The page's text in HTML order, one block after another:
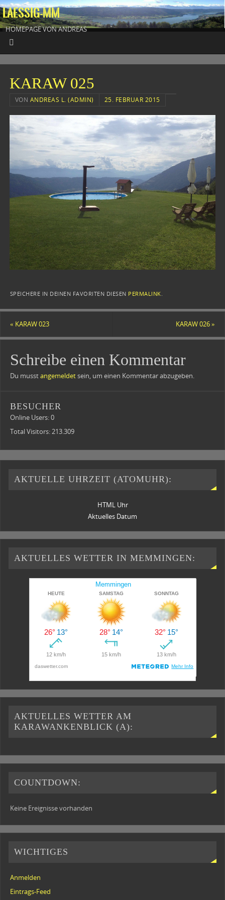
LAESSIG-MM
HOMEPAGE VON ANDREAS
KARAW 025
VON ANDREAS L. (ADMIN) 25. FEBRUAR 2015
SPEICHERE IN DEINEN FAVORITEN DIESEN PERMALINK
« KARAW 023 KARAW 026»
Schreibe einen Kommentar
Du musstangemeldetsein, um einen Kommentar abzugeben.
BESUCHER
Online Users:0
Total Visitors:213.309
AKTUELLE UHRZEIT (ATOMUHR):
HTML Uhr
Aktuelles Datum
AKTUELLES WETTER IN MEMMINGEN:
AKTUELLES WETTER AM
KARAWANKENBLICK (A):
COUNTDOWN:
Keine Ereignisse vorhanden
WICHTIGES
Anmelden
Eintrags-Feed